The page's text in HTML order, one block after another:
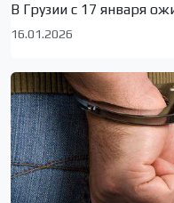
В Грузии с 17 января
16.01.2026